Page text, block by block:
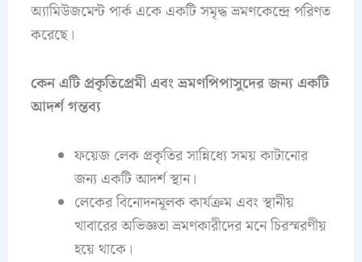
অ্যামিউজমেন্ট পার্ক একে একটি সমৃদ্ধ ভ্রমণকেন্দ্রে পরিণত
করেছে।
কেন এটি প্রকৃতিপ্রেমী এবং ভ্রমণপিপাসুদের জন্য একটি
আদর্শ গন্তব্য
ফয়েজ লেক প্রকৃতির সান্নিধ্যে সময় কাটানোর
জন্য একটি আদর্শ স্থান।
লেকের বিনোদনমূলক কার্যক্রম এবং স্থানীয়
খাবারের অভিজ্ঞতা ভ্রমণকারীদের মনে চিরস্মরণীয়
হয়ে থাকে।